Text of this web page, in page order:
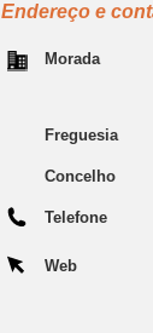
Endereço e
Morada
Freguesia
Concelho
Telefone
Web